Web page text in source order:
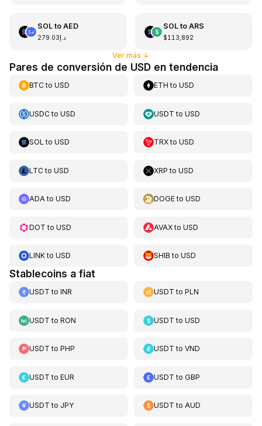
SOLto AED
د.إ279.03
SOLto ARS
$113,892
Ver más ↓
Pares de conversión de USD en tendencia
BTCto USD ETH toUSD
USDCto USD USDT toUSD
SOL to USD TRXtoUSD
LTCto USD XRP toUSD
ADAto USD DOGEtoUSD
DOT to USD AVAXtoUSD
LINKto USD SHIB toUSD
Stablecoins a fiat
USDT to INR USDT toPLN
USDT to RON USDT toUSD
USDT to PHP USDT toVND
USDT to EUR USDT toGBP
USDT to JPY USDT toAUD